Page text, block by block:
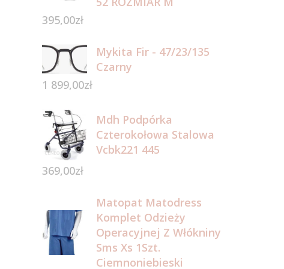
395,00zł
Mykita Fir - 47/23/135
Czarny
1 899,00zł
Mdh Podpórka
Czterokołowa Stalowa
Vcbk221 445
369,00zł
Matopat Matodress
Komplet Odzieży
Operacyjnej Z Włókniny
Sms Xs 1Szt.
Ciemnoniebieski